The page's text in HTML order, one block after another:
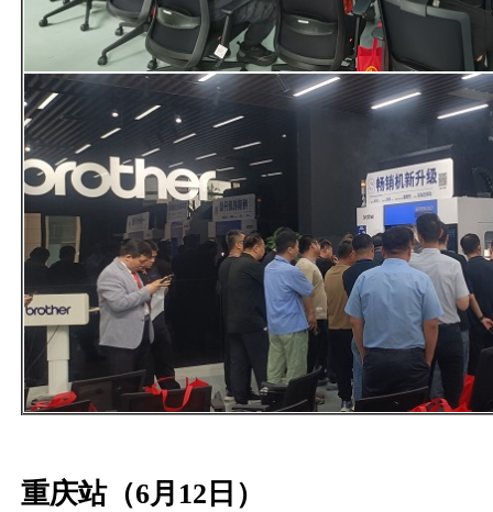
重庆站（6月12日）